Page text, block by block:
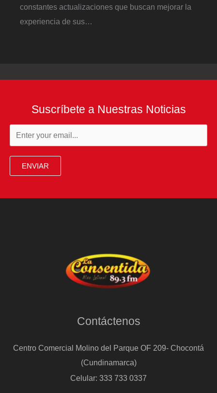
constantes actualizaciones que buscan mejorar la
experiencia de sus…
Suscríbete a Nuestras Noticias
ENVIAR
Contáctenos
Centro Comercial Molino del Parque OF 209- Chocontá
(Cundinamarca)
Celular: 333 733 0337